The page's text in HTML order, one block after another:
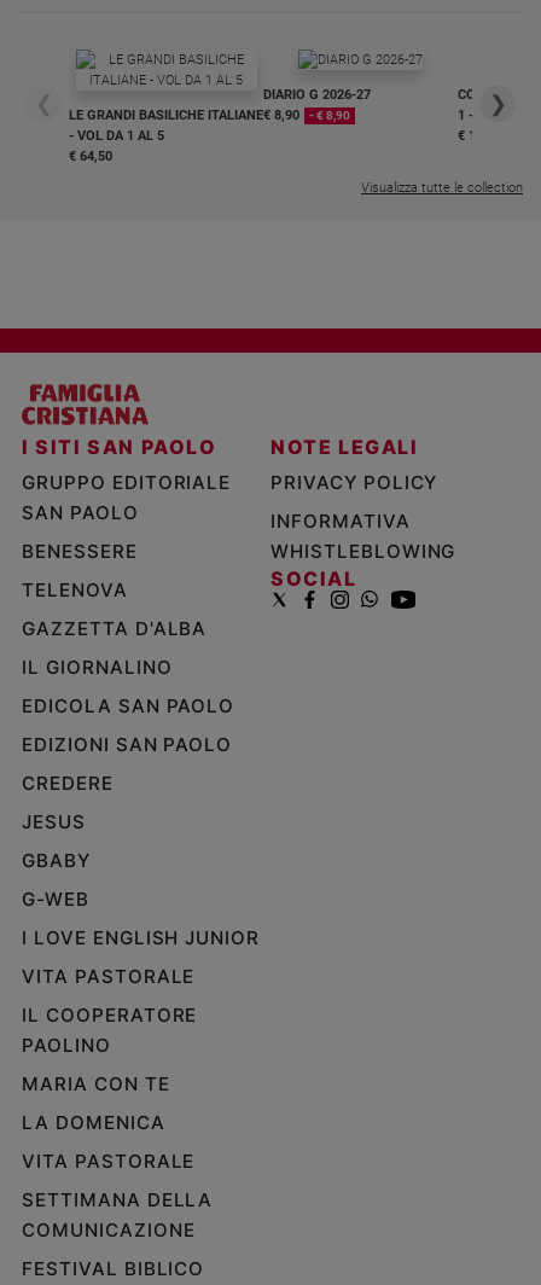
❮
LE GRANDI BASILICHE ITALIANE
- VOL DA 1 AL 5
€ 64,50
DIARIO G 2026-27
€ 8,90
- € 8,90
COLLANA
1 - 2
€ 18,50
❯
Visualizza tutte le collection
I SITI SAN PAOLO
GRUPPO EDITORIALE
SAN PAOLO
BENESSERE
TELENOVA
GAZZETTA D'ALBA
IL GIORNALINO
EDICOLA SAN PAOLO
EDIZIONI SAN PAOLO
CREDERE
JESUS
GBABY
G-WEB
I LOVE ENGLISH JUNIOR
VITA PASTORALE
IL COOPERATORE
PAOLINO
MARIA CON TE
LA DOMENICA
VITA PASTORALE
SETTIMANA DELLA
COMUNICAZIONE
FESTIVAL BIBLICO
NOTE LEGALI
PRIVACY POLICY
INFORMATIVA
WHISTLEBLOWING
SOCIAL